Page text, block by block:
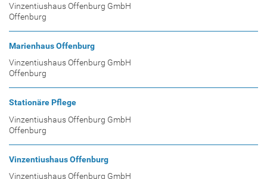
Vinzentiushaus Offenburg GmbH
Offenburg
Marienhaus Offenburg
Vinzentiushaus Offenburg GmbH
Offenburg
Stationäre Pflege
Vinzentiushaus Offenburg GmbH
Offenburg
Vinzentiushaus Offenburg
Vinzentiushaus Offenburg GmbH